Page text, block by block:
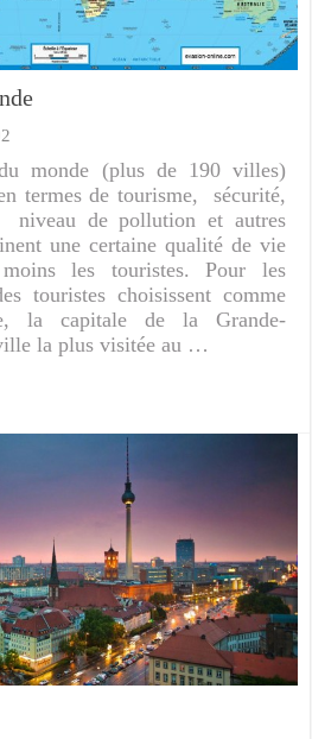
monde (plus de 190 villes)
termes de tourisme, sécurité,
niveau de pollution et autres
une certaine qualité de vie
les touristes. Pour les
touristes choisissent comme
la capitale de la Grande-
la plus visitée au …